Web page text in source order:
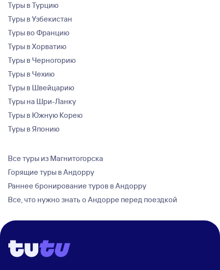
Туры в Турцию
Туры в Узбекистан
Туры во Францию
Туры в Хорватию
Туры в Черногорию
Туры в Чехию
Туры в Швейцарию
Туры на Шри-Ланку
Туры в Южную Корею
Туры в Японию
Все туры из Магнитогорска
Горящие туры в Андорру
Раннее бронирование туров в Андорру
Все, что нужно знать о Андорре перед поездкой